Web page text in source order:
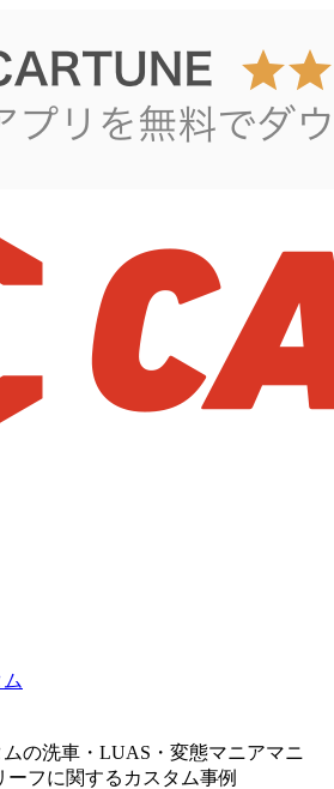
の洗車・LUAS・変態マニアマニ
ーフに関するカスタム事例